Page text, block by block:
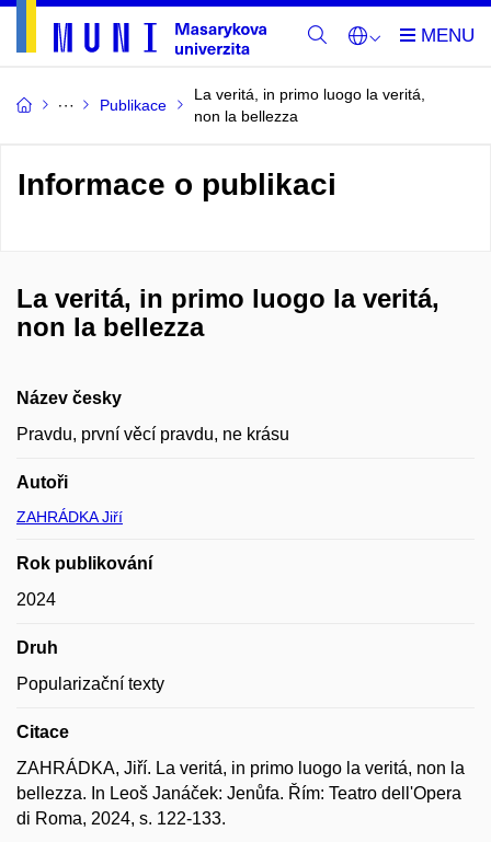
Publikace
La veritá, in primo luogo la veritá,
non la bellezza
Informace o publikaci
La veritá, in primo luogo la veritá,
non la bellezza
Název česky
Pravdu, první věcí pravdu, ne krásu
Autoři
ZAHRÁDKA Jiří
Rok publikování
2024
Druh
Popularizační texty
Citace
ZAHRÁDKA, Jiří. La veritá, in primo luogo la veritá, non la
bellezza. In Leoš Janáček: Jenůfa. Řím: Teatro dell'Opera
di Roma, 2024, s. 122-133.